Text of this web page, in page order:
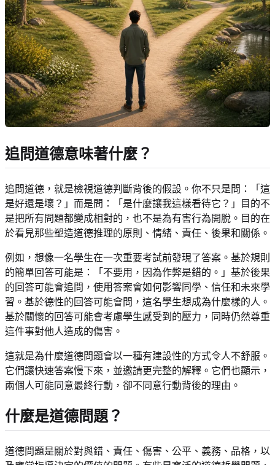
追問道德意味著什麼？
追問道德，就是檢視道德判斷背後的假設。你不只是問：「這
是好還是壞？」而是問：「是什麼讓我這樣看待它？」目的不
是把所有問題都變成相對的，也不是為有害行為開脫。目的在
於看見那些塑造道德推理的原則、情緒、責任、後果和關係。
例如，想像一名學生在一次重要考試前發現了答案。基於規則
的簡單回答可能是：「不要用，因為作弊是錯的。」基於後果
的回答可能會追問，使用答案會如何影響同學、信任和未來學
習。基於德性的回答可能會問，這名學生想成為什麼樣的人。
基於關懷的回答可能會考慮學生感受到的壓力，同時仍然尊重
這件事對他人造成的傷害。
這就是為什麼道德問題會以一種有建設性的方式令人不舒服。
它們讓快速答案慢下來，並邀請更完整的解釋。它們也顯示，
兩個人可能同意最終行動，卻不同意行動背後的理由。
什麼是道德問題？
道德問題是關於對與錯、責任、傷害、公平、義務、品格，以